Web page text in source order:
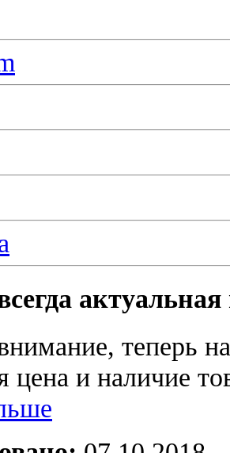
теперь
цена и наличие